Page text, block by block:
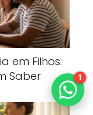
em Filhos:
Saber
1